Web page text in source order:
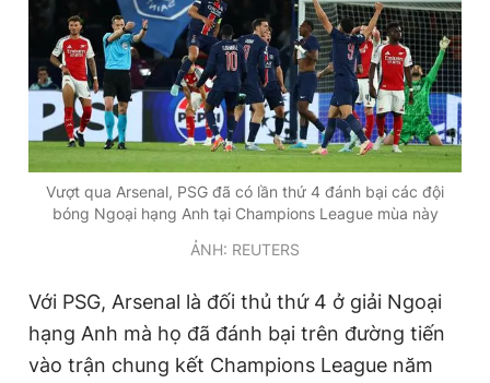
Vượt qua Arsenal, PSG đã có lần thứ 4 đánh bại các đội
bóng Ngoại hạng Anh tại Champions League mùa này
ẢNH: REUTERS
Với PSG, Arsenal là đối thủ thứ 4 ở giải Ngoại
hạng Anh mà họ đã đánh bại trên đường tiến
vào trận chung kết Champions League năm